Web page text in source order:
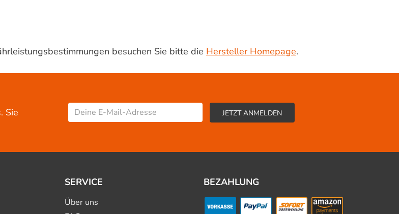
besuchen Sie bitte die Hersteller Homepage.
Sie
SERVICE
Über uns
BEZAHLUNG